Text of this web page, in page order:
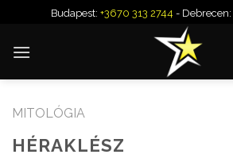
content
Budapest: +3670 313 2744 - Debrecen:
MITOLÓGIA
HÉRAKLÉSZ